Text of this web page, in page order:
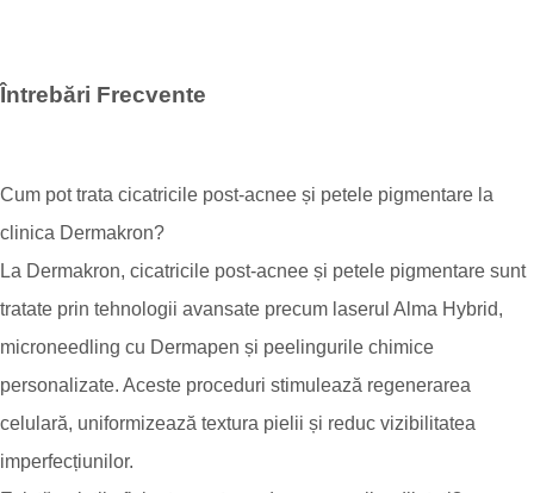
Întrebări Frecvente
Cum pot trata cicatricile post-acnee și petele pigmentare la
clinica Dermakron?
La Dermakron, cicatricile post-acnee și petele pigmentare sunt
tratate prin tehnologii avansate precum laserul Alma Hybrid,
microneedling cu Dermapen și peelingurile chimice
personalizate. Aceste proceduri stimulează regenerarea
celulară, uniformizează textura pielii și reduc vizibilitatea
imperfecțiunilor.